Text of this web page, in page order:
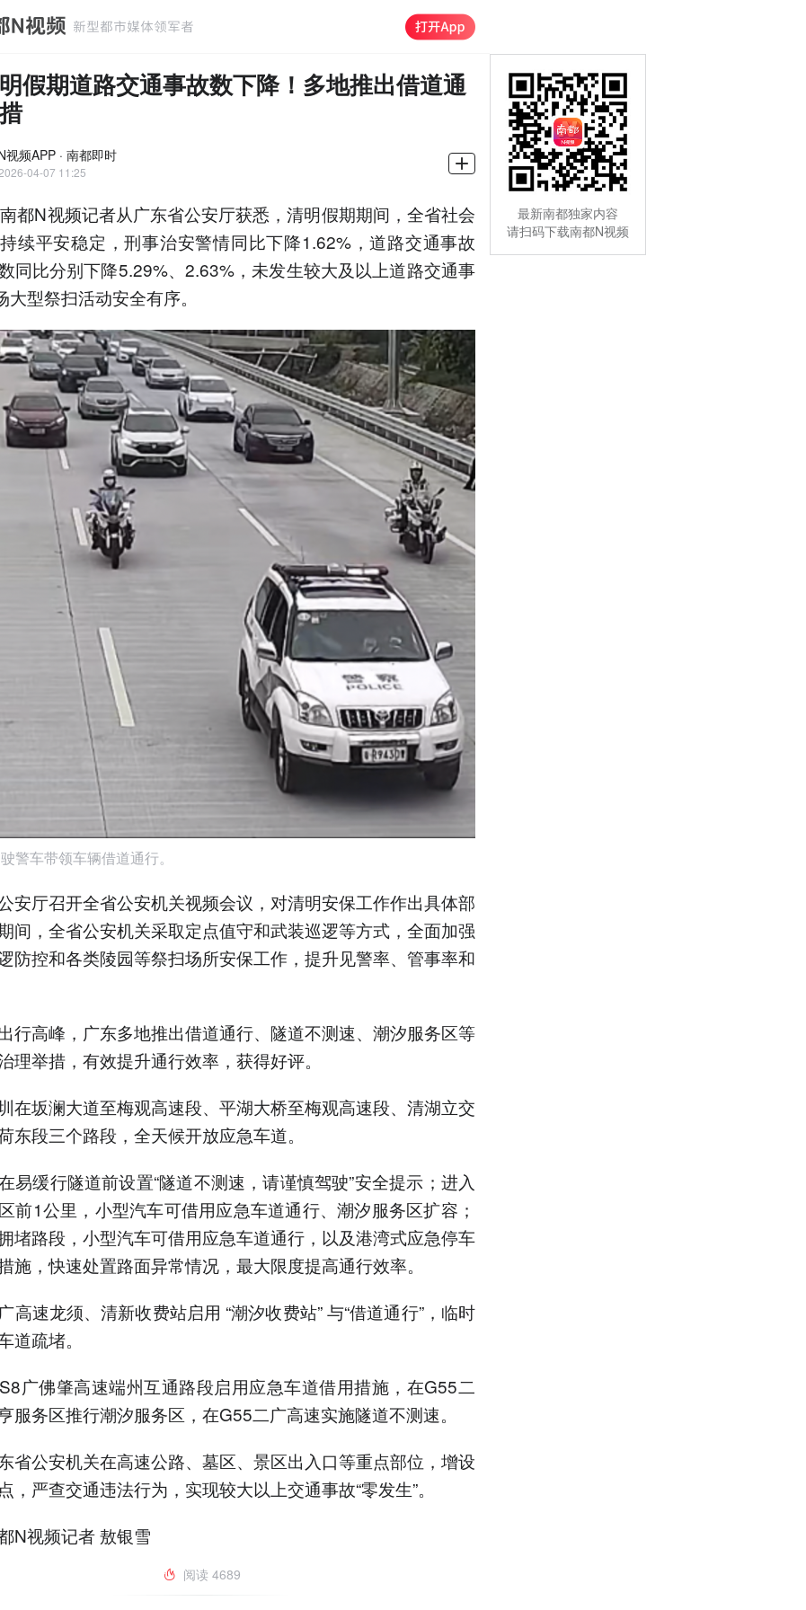
假期道路交通事故数下降！多地推出借道通
视频APP · 南都即时
04-07 11:25
都N视频记者从广东省公安厅获悉，清明假期期间，全省社会
续平安稳定，刑事治安警情同比下降1.62%，道路交通事故
同比分别下降5.29%、2.63%，未发生较大及以上道路交通事
型祭扫活动安全有序。
警车带领车辆借道通行。
安厅召开全省公安机关视频会议，对清明安保工作作出具体部
间，全省公安机关采取定点值守和武装巡逻等方式，全面加强
防控和各类陵园等祭扫场所安保工作，提升见警率、管事率和
行高峰，广东多地推出借道通行、隧道不测速、潮汐服务区等
理举措，有效提升通行效率，获得好评。
在坂澜大道至梅观高速段、平湖大桥至梅观高速段、清湖立交
东段三个路段，全天候开放应急车道。
易缓行隧道前设置“隧道不测速，请谨慎驾驶”安全提示；进入
前1公里，小型汽车可借用应急车道通行、潮汐服务区扩容；
堵路段，小型汽车可借用应急车道通行，以及港湾式应急停车
施，快速处置路面异常情况，最大限度提高通行效率。
高速龙须、清新收费站启用 “潮汐收费站” 与“借道通行”，临时
道疏堵。
广佛肇高速端州互通路段启用应急车道借用措施，在G55二
服务区推行潮汐服务区，在G55二广高速实施隧道不测速。
省公安机关在高速公路、墓区、景区出入口等重点部位，增设
，严查交通违法行为，实现较大以上交通事故“零发生”。
N视频记者 敖银雪
阅读 4689
最新南都独家内容
请扫码下载南都N视频